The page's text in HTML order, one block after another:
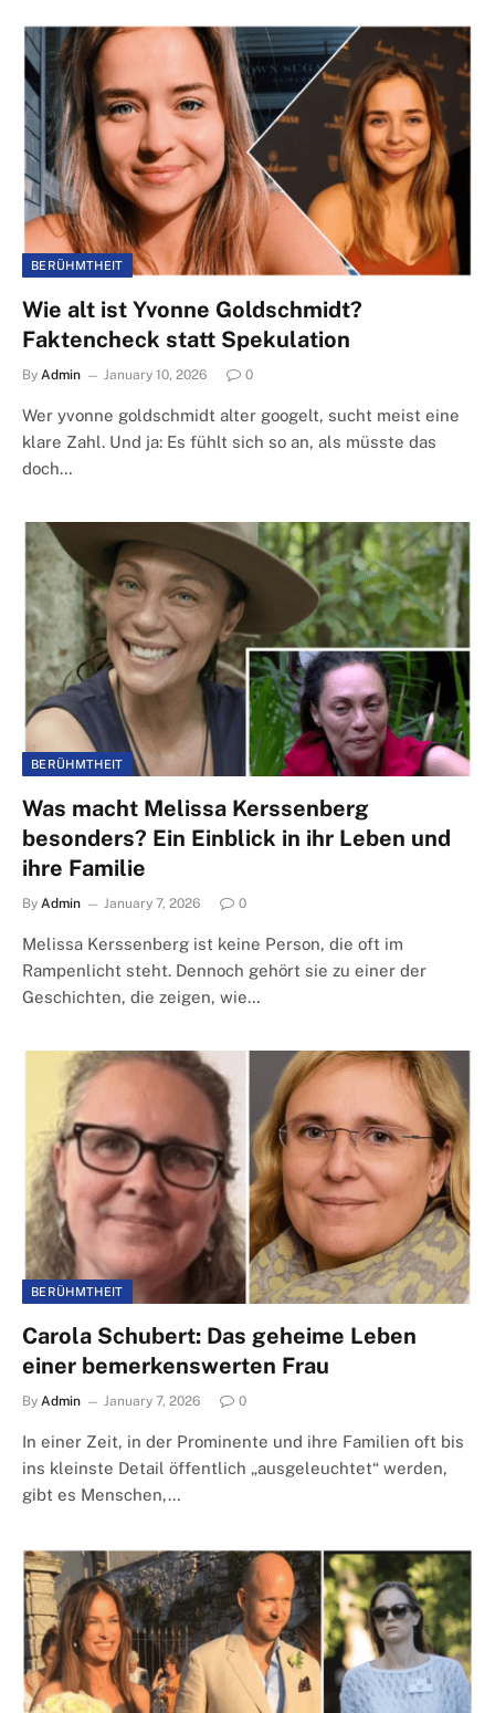
BERÜHMTHEIT
Wie alt ist Yvonne Goldschmidt?
Faktencheck statt Spekulation
By Admin January 10, 2026 0
Wer yvonne goldschmidt alter googelt, sucht meist eine
klare Zahl. Und ja: Es fühlt sich so an, als müsste das
doch…
BERÜHMTHEIT
Was macht Melissa Kerssenberg
besonders? Ein Einblick in ihr Leben und
ihre Familie
By Admin January 7, 2026 0
Melissa Kerssenberg ist keine Person, die oft im
Rampenlicht steht. Dennoch gehört sie zu einer der
Geschichten, die zeigen, wie…
BERÜHMTHEIT
Carola Schubert: Das geheime Leben
einer bemerkenswerten Frau
By Admin January 7, 2026 0
In einer Zeit, in der Prominente und ihre Familien oft bis
ins kleinste Detail öffentlich „ausgeleuchtet“ werden,
gibt es Menschen,…